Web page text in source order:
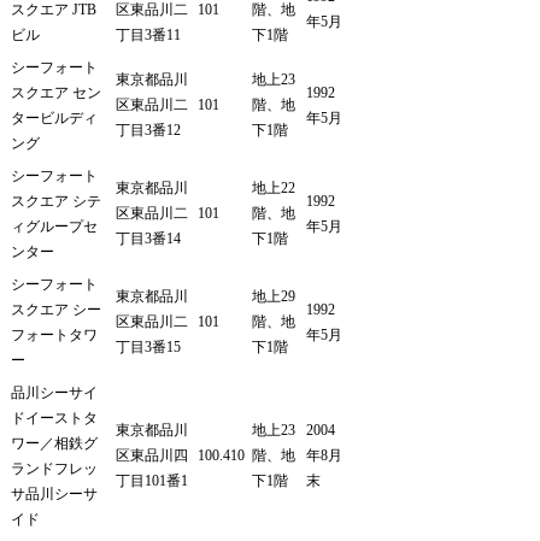
スクエア JTB
ビル
区東品川二
丁目3番11
101
階、地
下1階
年5月
シーフォート
スクエア セン
タービルディ
ング
東京都品川
区東品川二
丁目3番12
101
地上23
階、地
下1階
1992
年5月
シーフォート
スクエア シテ
ィグループセ
ンター
東京都品川
区東品川二
丁目3番14
101
地上22
階、地
下1階
1992
年5月
シーフォート
スクエア シー
フォートタワ
ー
東京都品川
区東品川二
丁目3番15
101
地上29
階、地
下1階
1992
年5月
品川シーサイ
ドイーストタ
ワー／相鉄グ
ランドフレッ
サ品川シーサ
イド
東京都品川
区東品川四
丁目101番1
100.410
地上23
階、地
下1階
2004
年8月
末